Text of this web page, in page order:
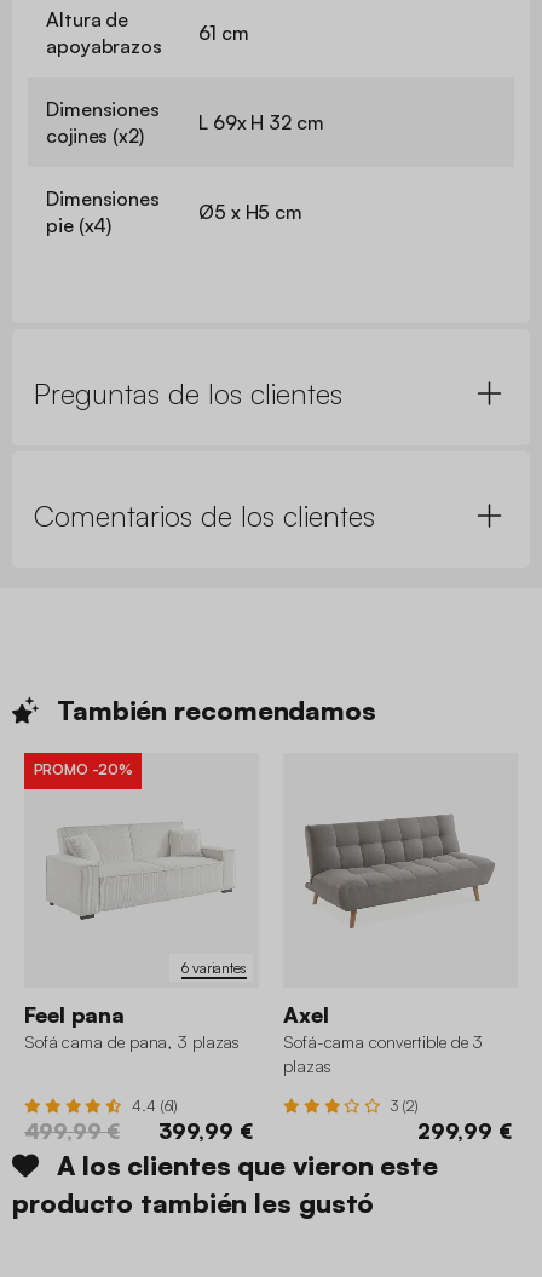
Altura de
apoyabrazos
61 cm
Dimensiones
cojines (x2)
L 69x H 32 cm
Dimensiones
pie (x4)
Ø5 x H5 cm
Preguntas de los clientes
Comentarios de los clientes
También recomendamos
6 variantes
PROMO -20%
Feel pana
Sofá cama de pana, 3 plazas
4.4 (61)
499,99 € 399,99 €
Axel
Sofá-cama convertible de 3
plazas
3 (2)
299,99 €
A los clientes que vieron este
producto también les gustó